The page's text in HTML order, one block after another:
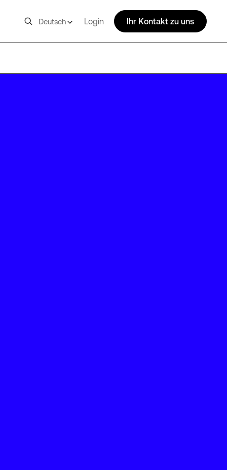
Deutsch Login Ihr Kontakt zu uns
IAD40